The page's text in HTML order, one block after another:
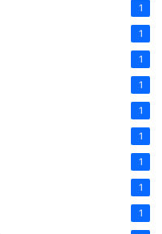
1
1
1
1
1
1
1
1
1